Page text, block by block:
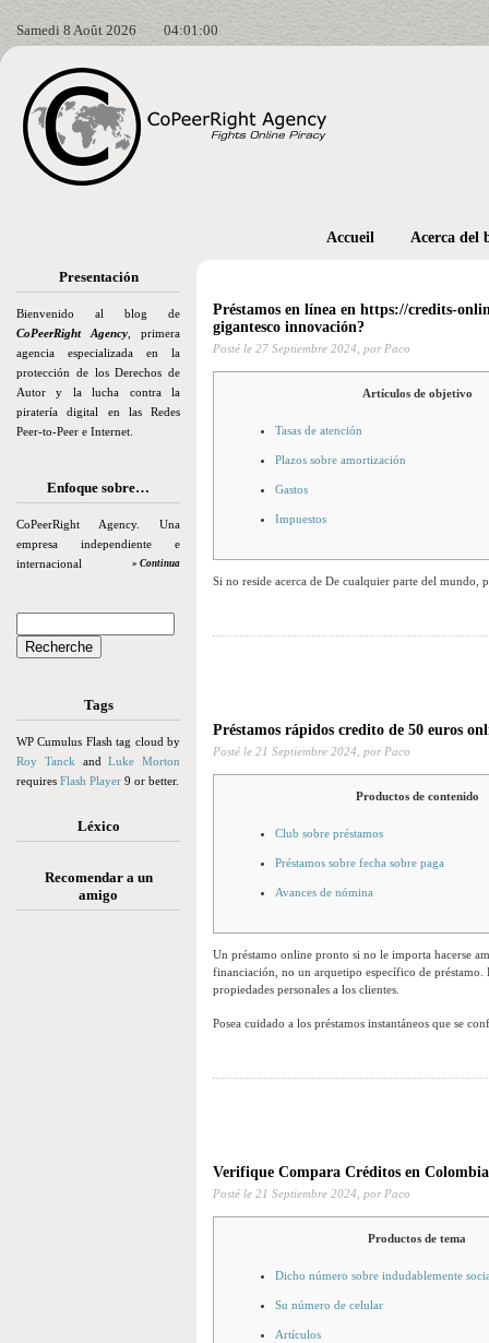
Samedi 8 Août 2026 04:01:01
Presentación
Bienvenido al blog de
CoPeerRight Agency , primera
agencia especializada en la
protección de los Derechos de
Autor y la lucha contra la
piratería digital en las Redes
Peer-to-Peer e Internet.
Enfoque sobre…
CoPeerRight Agency. Una
empresa independiente e
internacional
» Continua
Tags
WP Cumulus Flash tag cloud by
Roy Tanck andLuke Morton
requires Flash Player 9 or better.
Léxico
Recomendar a un
amigo
Accueil Acerca del
Préstamos en línea en https://credits-
gigantesco innovación?
Posté le 27 Septiembre 2024, por Paco
Artículos de objetivo
Tasas de atención
Plazos sobre amortización
Gastos
Impuestos
Si no reside acerca de De cualquier parte del mundo,
Préstamos rápidos credito de 50 euros
Posté le 21 Septiembre 2024, por Paco
Productos de contenido
Club sobre préstamos
Préstamos sobre fecha sobre paga
Avances de nómina
Un préstamo online pronto si no le importa hacerse
financiación, no un arquetipo específico de préstamo.
propiedades personales a los clientes.
Posea cuidado a los préstamos instantáneos que se
Verifique Compara Créditos en
Posté le 21 Septiembre 2024, por Paco
Productos de tema
Dicho número sobre indudablemente
Su número de celular
Artículos